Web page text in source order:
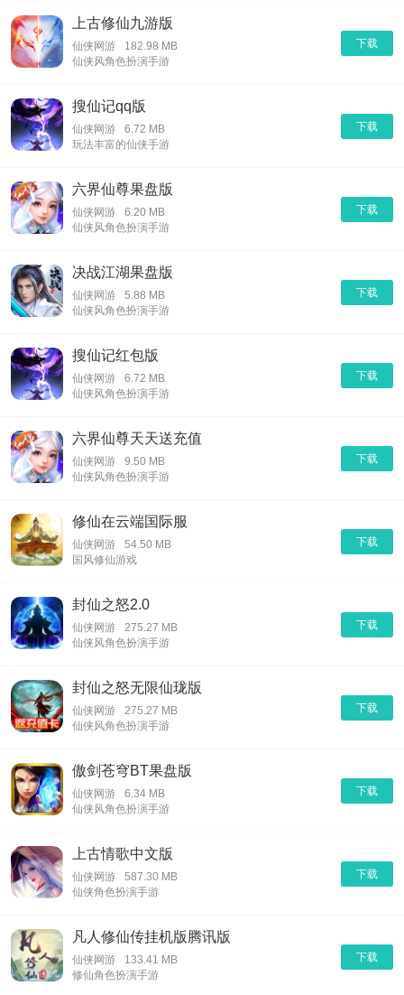
下载
上古修仙九游版
仙侠网游
182.98 MB
仙侠风角色扮演手游
下载
搜仙记qq版
仙侠网游
6.72 MB
玩法丰富的仙侠手游
下载
六界仙尊果盘版
仙侠网游
6.20 MB
仙侠风角色扮演手游
下载
决战江湖果盘版
仙侠网游
5.88 MB
仙侠风角色扮演手游
下载
搜仙记红包版
仙侠网游
6.72 MB
仙侠风角色扮演手游
下载
六界仙尊天天送充值
仙侠网游
9.50 MB
仙侠风角色扮演手游
下载
修仙在云端国际服
仙侠网游
54.50 MB
国风修仙游戏
下载
封仙之怒2.0
仙侠网游
275.27 MB
仙侠风角色扮演手游
下载
封仙之怒无限仙珑版
仙侠网游
275.27 MB
仙侠风角色扮演手游
下载
傲剑苍穹BT果盘版
仙侠网游
6.34 MB
仙侠风角色扮演手游
下载
上古情歌中文版
仙侠网游
587.30 MB
仙侠角色扮演手游
下载
凡人修仙传挂机版腾讯版
仙侠网游
133.41 MB
修仙角色扮演手游